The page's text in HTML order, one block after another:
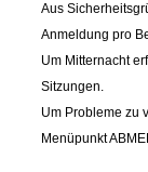
Aus
Anmeldung pro
Um Mitternacht
Sitzungen.
Um Probleme zu
Menüpunkt